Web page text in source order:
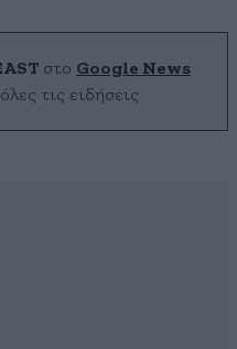
στο Google News
τις ειδήσεις